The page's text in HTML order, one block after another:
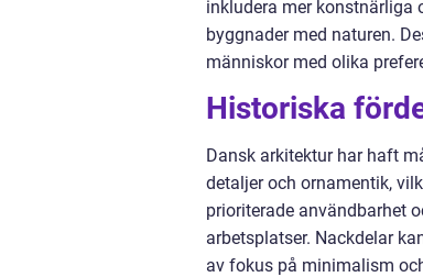
inkludera mer konstnärliga
byggnader med naturen.
människor med olika
Historiska
Dansk arkitektur har haft
detaljer och ornamentik,
prioriterade användbarhet
arbetsplatser. Nackdelar
av fokus på minimalism